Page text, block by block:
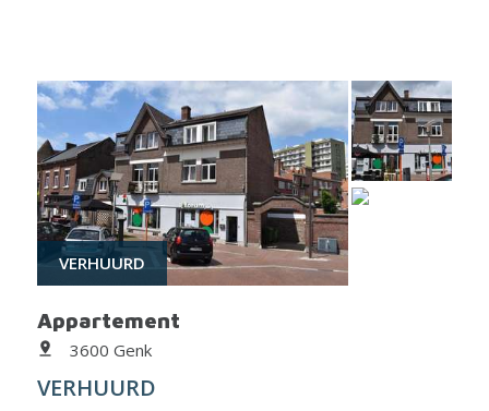
VERHUURD
Appartement
3600 Genk
VERHUURD